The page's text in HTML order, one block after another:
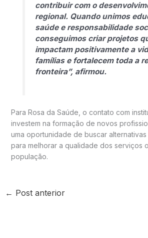
contribuir com o
regional. Quando unimos
saúde e responsabilidade
conseguimos criar projetos
impactam positivamente a
famílias e fortalecem toda a
fronteira”, afirmou.
Para Rosa da Saúde, o contato com
investem na formação de novos
uma oportunidade de buscar
para melhorar a qualidade dos serviços
população.
← Post anterior